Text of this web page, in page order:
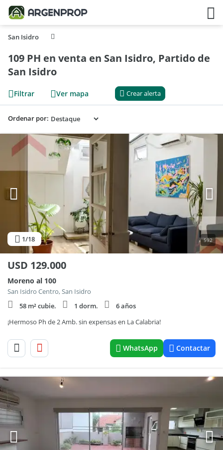
San Isidro
109 PH en venta en San Isidro, Partido de
San Isidro
Filtrar Ver mapa Crear alerta
Ordenar por:
1/18 592
USD 129.000
Moreno al 100
San Isidro Centro, San Isidro
58 m² cubie.
1 dorm.
6 años
¡Hermoso Ph de 2 Amb. sin expensas en La Calabria!
WhatsApp Contactar